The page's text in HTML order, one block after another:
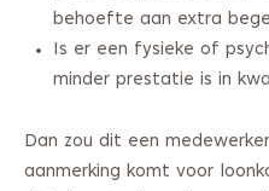
behoefte aan extra
Is er een fysieke of
minder prestatie is in
Dan zou dit een
aanmerking komt voor